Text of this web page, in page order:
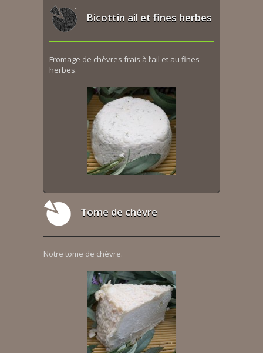
Bicottin ail et fines herbes
Fromage de chèvres frais à l’ail et au fines
herbes.
Tome de chèvre
Notre tome de chèvre.